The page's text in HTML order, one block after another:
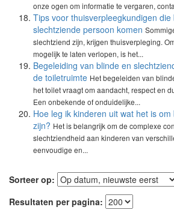
onze ogen om informatie te vergaren,
Tips voor thuisverpleegkundigen
slechtziende persoon komen
slechtziend zijn, krijgen thuisverpleging.
mogelijk te laten verlopen, is het...
Begeleiding van blinde en
de toiletruimte Het begeleiden van
het toilet vraagt om aandacht, respect en
Een onbekende of onduidelijke...
Hoe leg ik kinderen uit wat het is
zijn? Het is belangrijk om de complexe
slechtziendheid aan kinderen van
eenvoudige en...
Sorteer op:
Resultaten per pagina: